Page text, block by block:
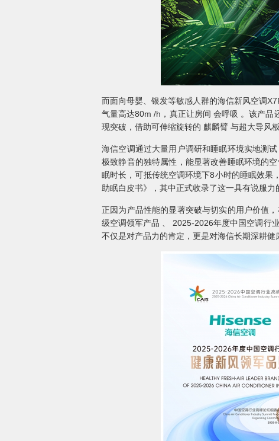
而面向母婴、银发等敏感人群的海信新风空调
气量高达80m /h，真正让房间 会呼吸 。该产
现突破，借助可伸缩旋转的 麒麟臂 与超大导风
海信空调通过大量用户调研和睡眠环境实地测
极致静音的独特属性，能显著改善睡眠环境的
眠时长，可抵传统空调环境下8小时的睡眠效果
助眠白皮书》，其中正式收录了这一具有说服
正因为产品性能的显著突破与切实的用户价值
级空调领军产品 、 2025-2026年度中国空调行
不仅是对产品力的肯定，更是对海信长期深耕健